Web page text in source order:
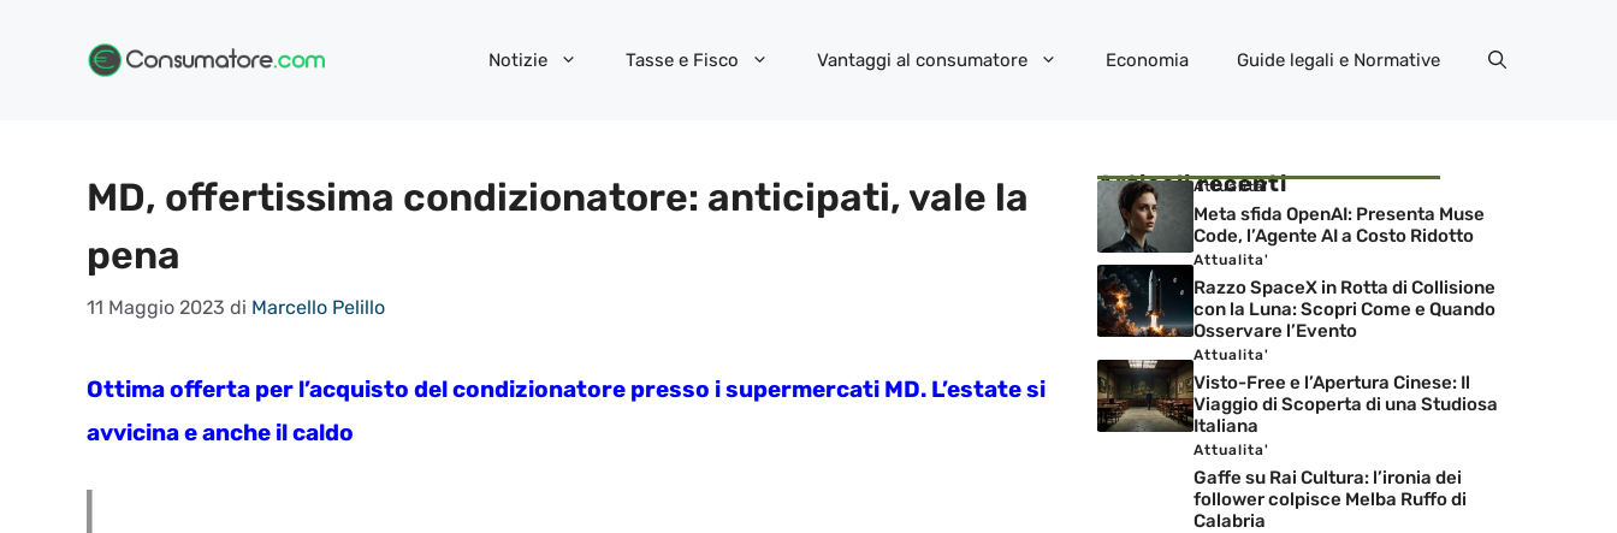
Notizie Tasse e Fisco Vantaggi al consumatore Economia Guide legali e Normative
MD, offertissima condizionatore: anticipati, vale la
pena
11 Maggio 2023 di Marcello Pelillo
Ottima offerta per l’acquisto del condizionatore presso i supermercati MD. L’estate si
avvicina e anche il caldo
Articoli recenti
Attualita'
Meta sfida OpenAI: Presenta Muse
Code, l’Agente AI a Costo Ridotto
Attualita'
Razzo SpaceX in Rotta di Collisione
con la Luna: Scopri Come e Quando
Osservare l’Evento
Attualita'
Visto-Free e l’Apertura Cinese: Il
Viaggio di Scoperta di una Studiosa
Italiana
Attualita'
Gaffe su Rai Cultura: l’ironia dei
follower colpisce Melba Ruffo di
Calabria